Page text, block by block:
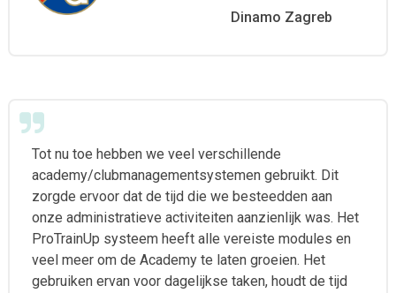
Dinamo Zagreb
Tot nu toe hebben we veel verschillende
academy/clubmanagementsystemen gebruikt. Dit
zorgde ervoor dat de tijd die we besteedden aan
onze administratieve activiteiten aanzienlijk was. Het
ProTrainUp systeem heeft alle vereiste modules en
veel meer om de Academy te laten groeien. Het
gebruiken ervan voor dagelijkse taken, houdt de tijd